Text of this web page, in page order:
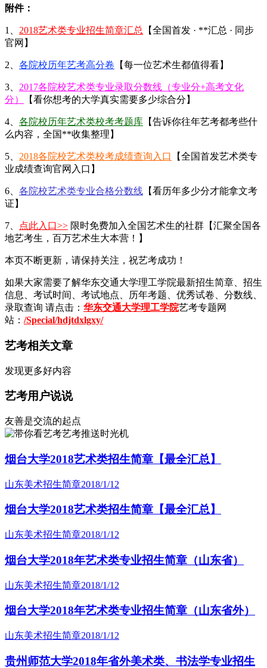
附件：
1、 2018艺术类专业招生简章汇总
【全国首发 · **汇总 · 同步
官网】
2、 各院校历年艺考高分卷 【每一位艺术生都值得看】
3、 2017各院校艺术类专业录取分数线（专业分+高考文化
分）
【看你想考的大学真实需要多少综合分】
4、 各院校历年艺术类校考考题库 【告诉你往年艺考都考些什
么内容，全国**收集整理】
5、 2018各院校艺术类校考成绩查询入口
【全国首发艺术类专
业成绩查询官网入口】
6、 各院校艺术类专业合格分数线 【看历年多少分才能拿文考
证】
7、 点此入口>> 限时免费加入全国艺术生的社群【汇聚全国各
地艺考生，百万艺术生大本营！】
本页不断更新，请保持关注，祝艺考成功！
如果大家需要了解华东交通大学理工学院最新招生简章、招生
信息、考试时间、考试地点、历年考题、优秀试卷、分数线、
录取查询 请点击： 华东交通大学理工学院艺考专题网
站： /Special/hdjtdxlgxy/
艺考相关文章
发现更多好内容
艺考用户说说
友善是交流的起点
艺考推送时光机
烟台大学2018艺术类招生简章【最全汇总】
山东美术招生简章2018/1/12
烟台大学2018艺术类招生简章【最全汇总】
山东美术招生简章2018/1/12
烟台大学2018年艺术类专业招生简章（山东省）
山东美术招生简章2018/1/12
烟台大学2018年艺术类专业招生简章（山东省外）
山东美术招生简章2018/1/12
贵州师范大学2018年省外美术类、书法学专业招生